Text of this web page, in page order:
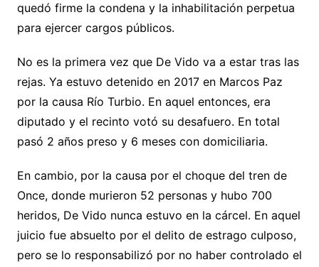
quedó firme la condena y la inhabilitación perpetua
para ejercer cargos públicos.
No es la primera vez que De Vido va a estar tras las
rejas. Ya estuvo detenido en 2017 en Marcos Paz
por la causa Río Turbio. En aquel entonces, era
diputado y el recinto votó su desafuero. En total
pasó 2 años preso y 6 meses con domiciliaria.
En cambio, por la causa por el choque del tren de
Once, donde murieron 52 personas y hubo 700
heridos, De Vido nunca estuvo en la cárcel. En aquel
juicio fue absuelto por el delito de estrago culposo,
pero se lo responsabilizó por no haber controlado el